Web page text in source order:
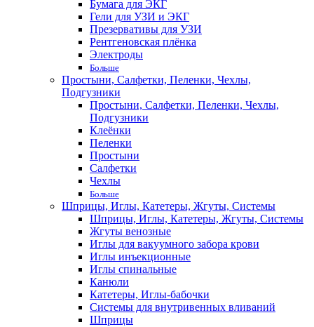
Бумага для ЭКГ
Гели для УЗИ и ЭКГ
Презервативы для УЗИ
Рентгеновская плёнка
Электроды
Больше
Простыни, Салфетки, Пеленки, Чехлы,
Подгузники
Простыни, Салфетки, Пеленки, Чехлы,
Подгузники
Клеёнки
Пеленки
Простыни
Салфетки
Чехлы
Больше
Шприцы, Иглы, Катетеры, Жгуты, Системы
Шприцы, Иглы, Катетеры, Жгуты, Системы
Жгуты венозные
Иглы для вакуумного забора крови
Иглы инъекционные
Иглы спинальные
Канюли
Катетеры, Иглы-бабочки
Системы для внутривенных вливаний
Шприцы